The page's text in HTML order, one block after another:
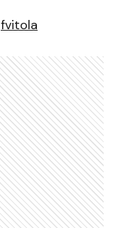
fvitola